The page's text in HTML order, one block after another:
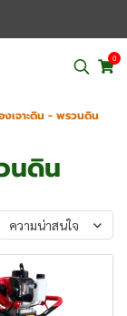
0
งเจาะดิน - พรวนดิน
นดิน
ความน่าสนใจ